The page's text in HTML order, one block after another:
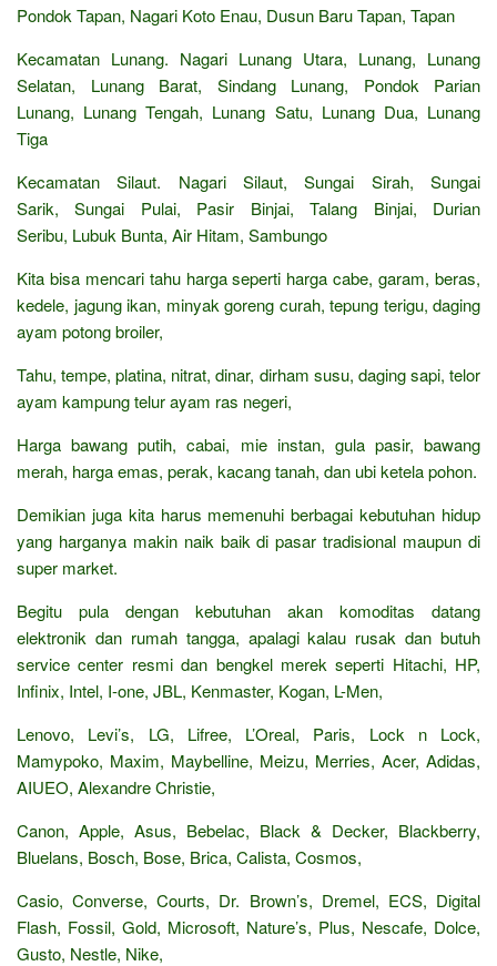
Pondok Tapan, Nagari Koto Enau, Dusun Baru Tapan, Tapan
Kecamatan Lunang. Nagari Lunang Utara, Lunang, Lunang
Selatan, Lunang Barat, Sindang Lunang, Pondok Parian
Lunang, Lunang Tengah, Lunang Satu, Lunang Dua, Lunang
Tiga
Kecamatan Silaut. Nagari Silaut, Sungai Sirah, Sungai
Sarik, Sungai Pulai, Pasir Binjai, Talang Binjai, Durian
Seribu, Lubuk Bunta, Air Hitam, Sambungo
Kita bisa mencari tahu harga seperti harga cabe, garam, beras,
kedele, jagung ikan, minyak goreng curah, tepung terigu, daging
ayam potong broiler,
Tahu, tempe, platina, nitrat, dinar, dirham susu, daging sapi, telor
ayam kampung telur ayam ras negeri,
Harga bawang putih, cabai, mie instan, gula pasir, bawang
merah, harga emas, perak, kacang tanah, dan ubi ketela pohon.
Demikian juga kita harus memenuhi berbagai kebutuhan hidup
yang harganya makin naik baik di pasar tradisional maupun di
super market.
Begitu pula dengan kebutuhan akan komoditas datang
elektronik dan rumah tangga, apalagi kalau rusak dan butuh
service center resmi dan bengkel merek seperti Hitachi, HP,
Infinix, Intel, I-one, JBL, Kenmaster, Kogan, L-Men,
Lenovo, Levi’s, LG, Lifree, L’Oreal, Paris, Lock n Lock,
Mamypoko, Maxim, Maybelline, Meizu, Merries, Acer, Adidas,
AIUEO, Alexandre Christie,
Canon, Apple, Asus, Bebelac, Black & Decker, Blackberry,
Bluelans, Bosch, Bose, Brica, Calista, Cosmos,
Casio, Converse, Courts, Dr. Brown’s, Dremel, ECS, Digital
Flash, Fossil, Gold, Microsoft, Nature’s, Plus, Nescafe, Dolce,
Gusto, Nestle, Nike,